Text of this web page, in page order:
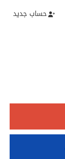
حساب جديد